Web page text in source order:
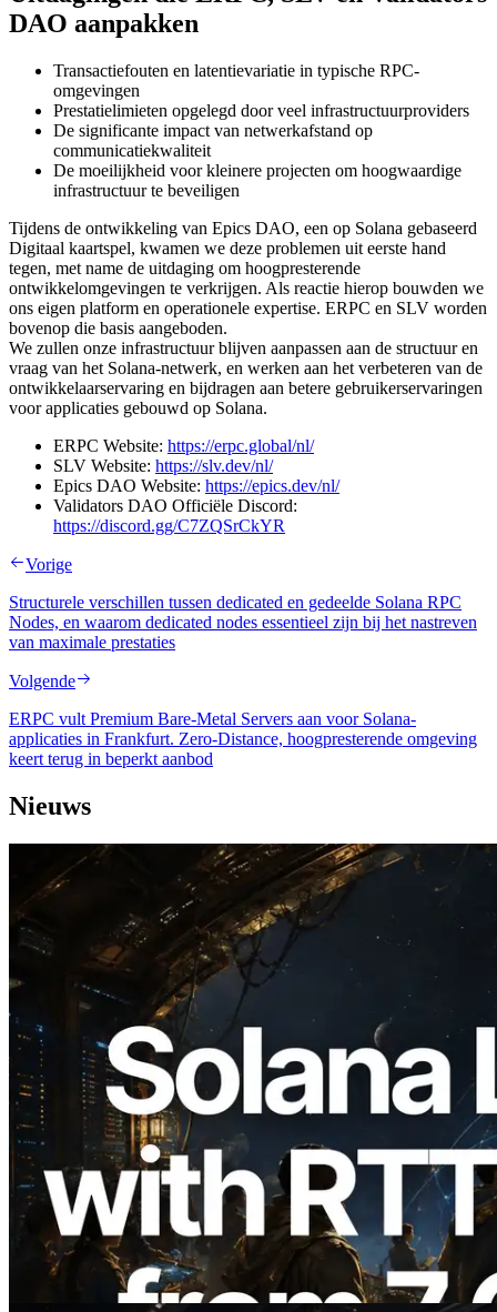
DAO aanpakken
Transactiefouten en latentievariatie in typische RPC-
omgevingen
Prestatielimieten opgelegd door veel infrastructuurproviders
De significante impact van netwerkafstand op
communicatiekwaliteit
De moeilijkheid voor kleinere projecten om hoogwaardige
infrastructuur te beveiligen
Tijdens de ontwikkeling van Epics DAO, een op Solana gebaseerd
Digitaal kaartspel, kwamen we deze problemen uit eerste hand
tegen, met name de uitdaging om hoogpresterende
ontwikkelomgevingen te verkrijgen. Als reactie hierop bouwden we
ons eigen platform en operationele expertise. ERPC en SLV worden
bovenop die basis aangeboden.
We zullen onze infrastructuur blijven aanpassen aan de structuur en
vraag van het Solana-netwerk, en werken aan het verbeteren van de
ontwikkelaarservaring en bijdragen aan betere gebruikerservaringen
voor applicaties gebouwd op Solana.
ERPC Website: https://erpc.global/nl/
SLV Website: https://slv.dev/nl/
Epics DAO Website: https://epics.dev/nl/
Validators DAO Officiële Discord:
https://discord.gg/C7ZQSrCkYR
Vorige
Structurele verschillen tussen dedicated en gedeelde Solana RPC
Nodes, en waarom dedicated nodes essentieel zijn bij het nastreven
van maximale prestaties
Volgende
ERPC vult Premium Bare-Metal Servers aan voor Solana-
applicaties in Frankfurt. Zero-Distance, hoogpresterende omgeving
keert terug in beperkt aanbod
Nieuws
2026.08.05
ERPC Breidt Solana Leader Slot API Uit
met Pingmeting vanuit 7 Wereldwijde
Regio’s — Validators Information API
Ook Gelanceerd